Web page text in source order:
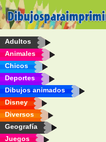
Adultos
Animales
Chicos
Deportes
Dibujos animados
Disney
Diversos
Geografía
Juegos